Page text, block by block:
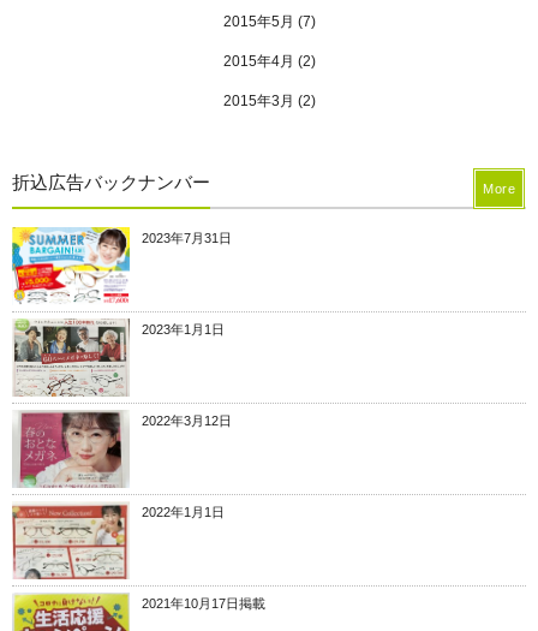
2015年5月 (7)
2015年4月 (2)
2015年3月 (2)
折込広告バックナンバー
2023年7月31日
2023年1月1日
2022年3月12日
2022年1月1日
2021年10月17日掲載
More